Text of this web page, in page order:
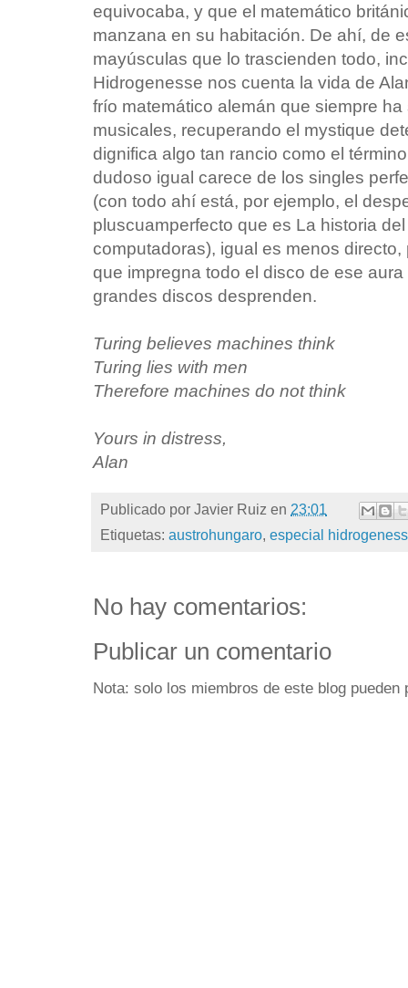
equivocaba, y que el matemático
manzana en su habitación. De ahí, de
mayúsculas que lo trascienden todo,
Hidrogenesse nos cuenta la vida de
frío matemático alemán que siempre
musicales, recuperando el mystique
dignifica algo tan rancio como el
dudoso igual carece de los singles
(con todo ahí está, por ejemplo, el
pluscuamperfecto que es La historia
computadoras), igual es menos
que impregna todo el disco de ese
grandes discos desprenden.
Turing believes machines think
Turing lies with men
Therefore machines do not think
Yours in distress,
Alan
Publicado por Javier Ruiz en 23:01
Etiquetas: austrohungaro, especial
No hay comentarios:
Publicar un comentario
Nota: solo los miembros de este blog pueden